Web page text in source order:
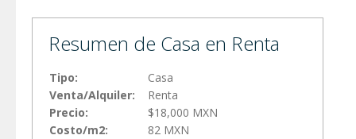
Resumen de Casa en Renta
Tipo:
Casa
Venta/Alquiler:
Renta
Precio:
$18,000 MXN
Costo/m2:
82 MXN